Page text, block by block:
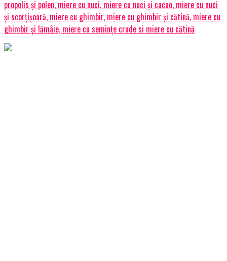
propolis și polen, miere cu nuci, miere cu nuci și cacao, miere cu nuci
și scorțișoară, miere cu ghimbir, miere cu ghimbir și cătină, miere cu
ghimbir și lămâie, miere cu semințe crude si miere cu cătină